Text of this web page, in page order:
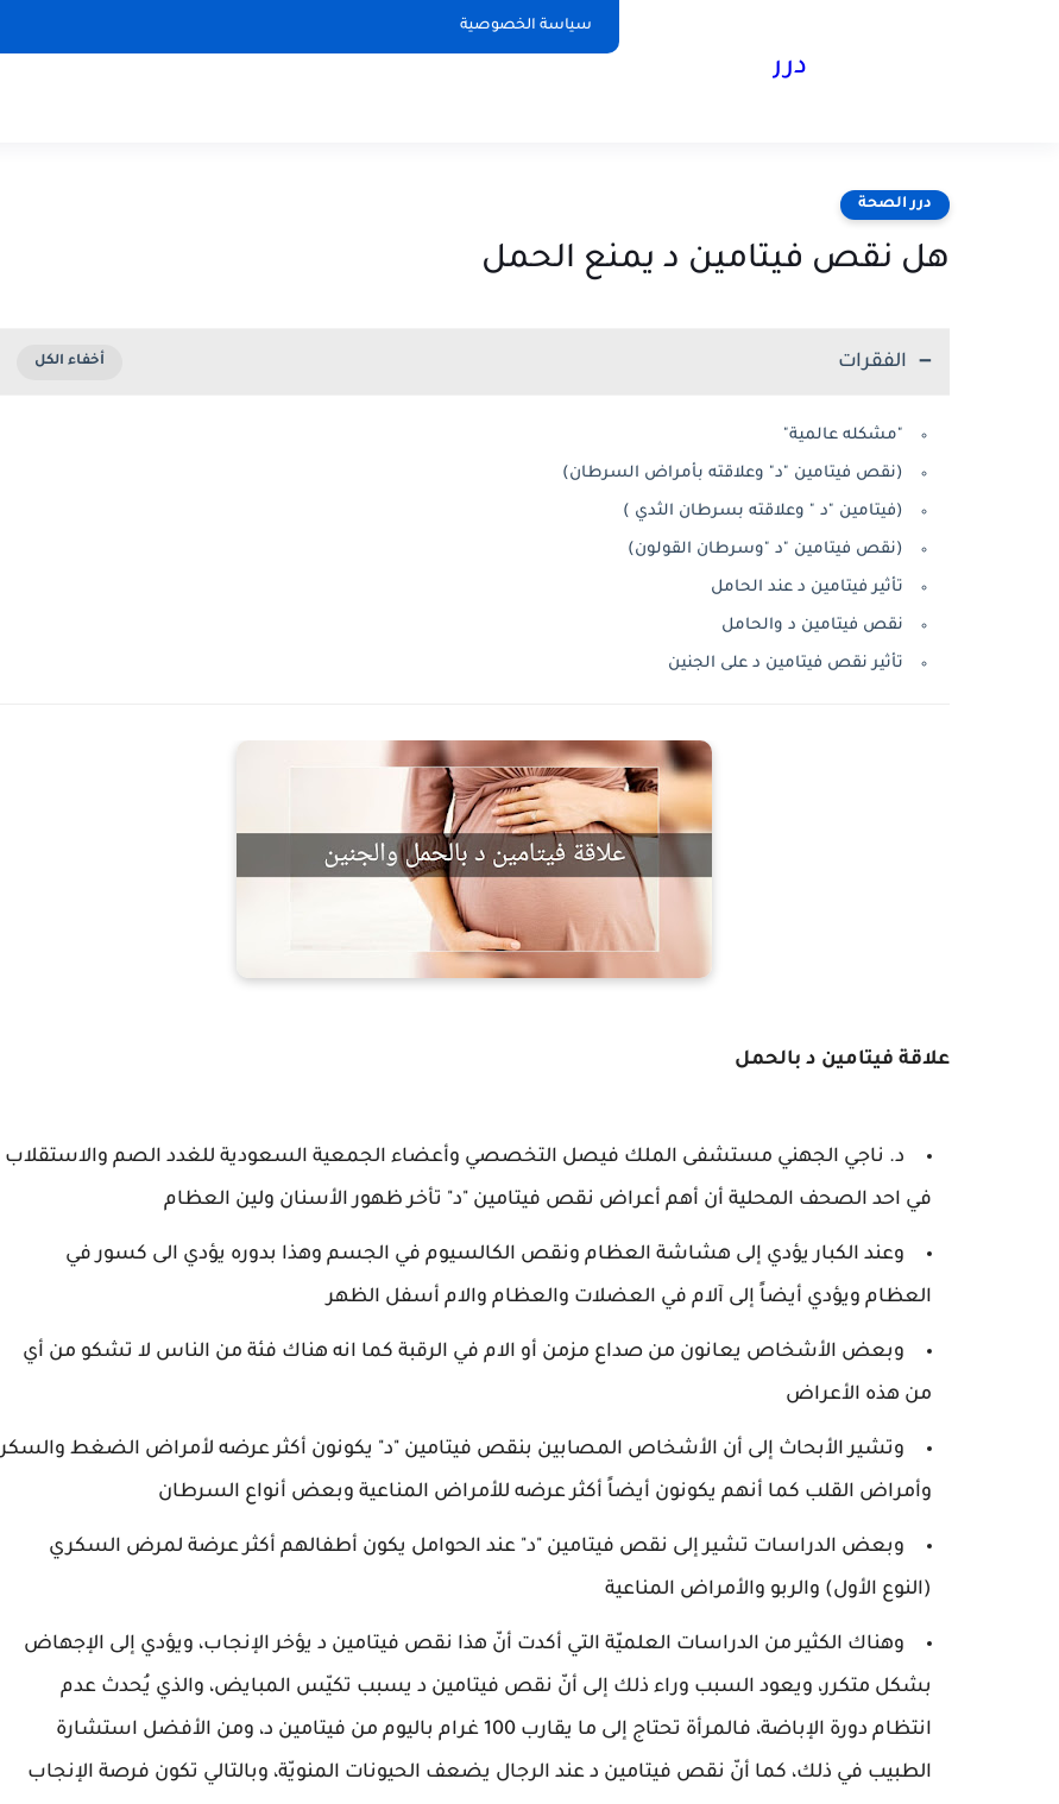
سياسة الخصوصية
درر
درر الصحة
هل نقص فيتامين د يمنع الحمل
الفقرات
"مشكله عالمية"
(نقص فيتامين "د" وعلاقته بأمراض السرطان)
(فيتامين "د " وعلاقته بسرطان الثدي )
(نقص فيتامين "د "وسرطان القولون)
تأثير فيتامين د عند الحامل
نقص فيتامين د والحامل
تأثير نقص فيتامين د على الجنين
علاقة فيتامين د بالحمل
د. ناجي الجهني مستشفى الملك فيصل التخصصي وأعضاء الجمعية السعودية للغدد الصم والاستقلاب
في احد الصحف المحلية أن أهم أعراض نقص فيتامين "د" تأخر ظهور الأسنان ولين العظام
وعند الكبار يؤدي إلى هشاشة العظام ونقص الكالسيوم في الجسم وهذا بدوره يؤدي الى كسور في
العظام ويؤدي أيضاً إلى آلام في العضلات والعظام والام أسفل الظهر
وبعض الأشخاص يعانون من صداع مزمن أو الام في الرقبة كما انه هناك فئة من الناس لا تشكو من أي
من هذه الأعراض
وتشير الأبحاث إلى أن الأشخاص المصابين بنقص فيتامين "د" يكونون أكثر عرضه لأمراض الضغط والسكر
وأمراض القلب كما أنهم يكونون أيضاً أكثر عرضه للأمراض المناعية وبعض أنواع السرطان
وبعض الدراسات تشير إلى نقص فيتامين "د" عند الحوامل يكون أطفالهم أكثر عرضة لمرض السكري
(النوع الأول) والربو والأمراض المناعية
وهناك الكثير من الدراسات العلميّة التي أكدت أنّ هذا نقص فيتامين د يؤخر الإنجاب، ويؤدي إلى الإجهاض
بشكل متكرر، ويعود السبب وراء ذلك إلى أنّ نقص فيتامين د يسبب تكيّس المبايض، والذي يُحدث عدم
انتظام دورة الإباضة، فالمرأة تحتاج إلى ما يقارب 100 غرام باليوم من فيتامين د، ومن الأفضل استشارة
الطبيب في ذلك، كما أنّ نقص فيتامين د عند الرجال يضعف الحيونات المنويّة، وبالتالي تكون فرصة الإنجاب